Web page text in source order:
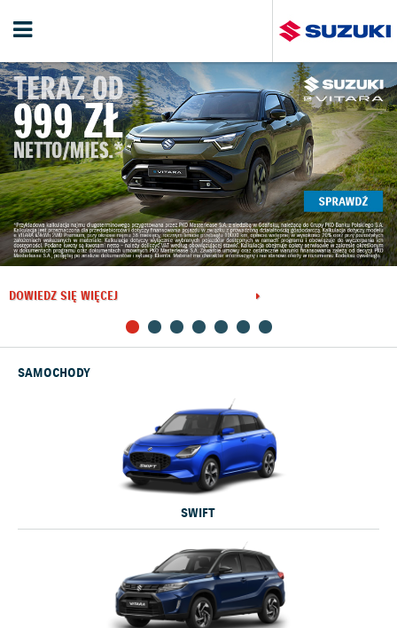
DOWIEDZ SIĘ WIĘCEJ
SAMOCHODY
SWIFT